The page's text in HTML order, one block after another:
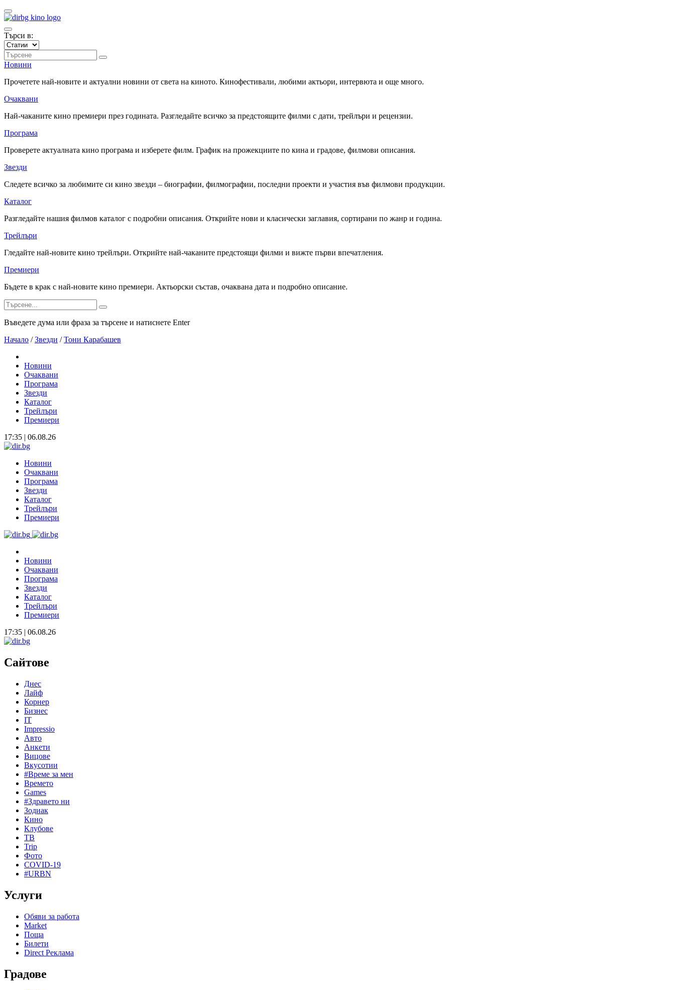
Търси в:
Новини
Прочетете най-новите и актуални новини от света на киното. Кинофестивали, любими актьори, интервюта и още много.
Очаквани
Най-чаканите кино премиери през годината. Разгледайте всичко за предстоящите филми с дати, трейлъри и рецензии.
Програма
Проверете актуалната кино програма и изберете филм. График на прожекциите по кина и градове, филмови описания.
Звезди
Следете всичко за любимите си кино звезди – биографии, филмографии, последни проекти и участия във филмови продукции.
Каталог
Разгледайте нашия филмов каталог с подробни описания. Открийте нови и класически заглавия, сортирани по жанр и година.
Трейлъри
Гледайте най-новите кино трейлъри. Открийте най-чаканите предстоящи филми и вижте първи впечатления.
Премиери
Бъдете в крак с най-новите кино премиери. Актьорски състав, очаквана дата и подробно описание.
Въведете дума или фраза за търсене и натиснете Enter
Начало / Звезди / Тони Карабашев
Новини
Очаквани
Програма
Звезди
Каталог
Трейлъри
Премиери
17:35 | 06.08.26
Новини
Очаквани
Програма
Звезди
Каталог
Трейлъри
Премиери
Новини
Очаквани
Програма
Звезди
Каталог
Трейлъри
Премиери
17:35 | 06.08.26
Сайтове
Днес
Лайф
Корнер
Бизнес
IT
Impressio
Авто
Анкети
Вицове
Вкусотии
#Време за мен
Времето
Games
#Здравето ни
Зодиак
Кино
Клубове
ТВ
Trip
Фото
COVID-19
#URBN
Услуги
Обяви за работа
Market
Поща
Билети
Direct Реклама
Градове